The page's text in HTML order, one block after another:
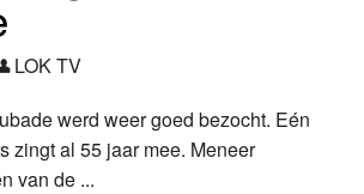
LOK TV
werd weer goed bezocht. Eén
zingt al 55 jaar mee. Meneer
van de ...